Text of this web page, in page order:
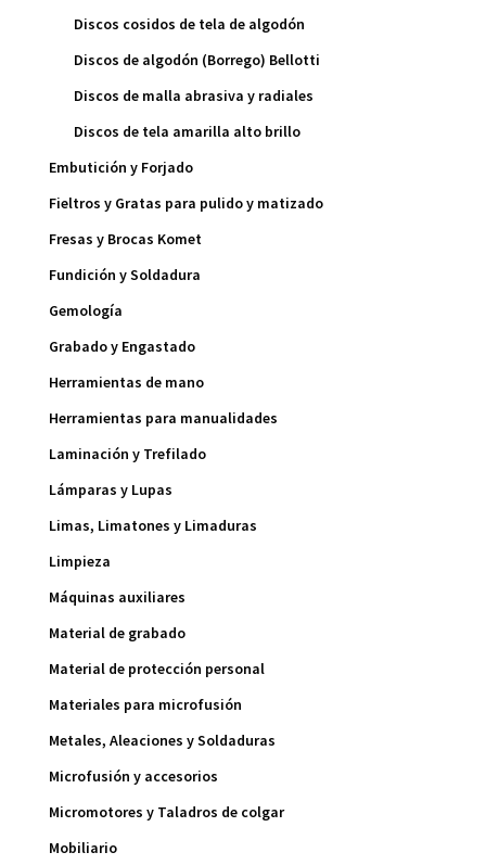
Discos cosidos de tela de algodón
Discos de algodón (Borrego) Bellotti
Discos de malla abrasiva y radiales
Discos de tela amarilla alto brillo
Embutición y Forjado
Fieltros y Gratas para pulido y matizado
Fresas y Brocas Komet
Fundición y Soldadura
Gemología
Grabado y Engastado
Herramientas de mano
Herramientas para manualidades
Laminación y Trefilado
Lámparas y Lupas
Limas, Limatones y Limaduras
Limpieza
Máquinas auxiliares
Material de grabado
Material de protección personal
Materiales para microfusión
Metales, Aleaciones y Soldaduras
Microfusión y accesorios
Micromotores y Taladros de colgar
Mobiliario